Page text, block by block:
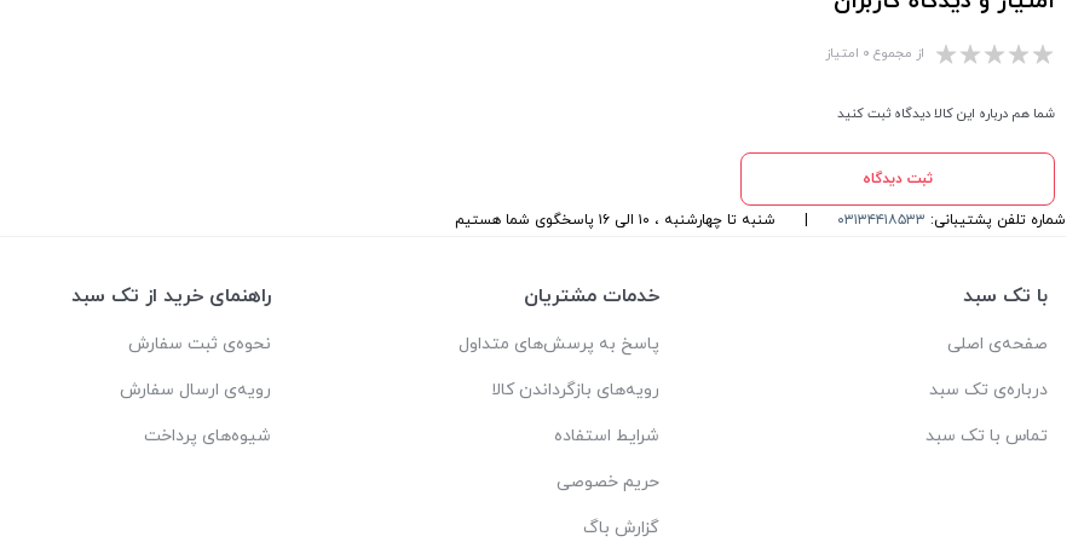
از مجموع ۰ امتیاز
شما هم درباره این کالا دیدگاه ثبت کنید
ثبت دیدگاه
شماره تلفن پشتیبانی: ۰۳۱۳۴۴۱۸۵۳۳ شنبه تا چهارشنبه ، ۱۰ الی ۱۶ پاسخگوی شما هستیم
با تک سبد
صفحه‌ی اصلی
درباره‌ی تک سبد
تماس با تک سبد
خدمات مشتریان
پاسخ به پرسش‌های متداول
رویه‌های بازگرداندن کالا
شرایط استفاده
حریم خصوصی
گزارش باگ
راهنمای خرید از تک سبد
نحوه‌ی ثبت سفارش
رویه‌ی ارسال سفارش
شیوه‌های پرداخت